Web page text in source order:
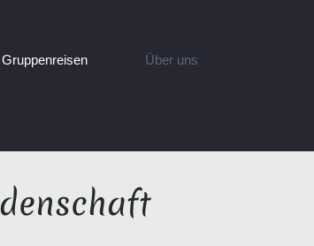
Gruppenreisen Über uns